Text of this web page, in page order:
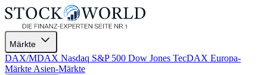
Märkte
DAX/MDAX Nasdaq S&P 500 Dow Jones TecDAX Europa-
Märkte Asien-Märkte